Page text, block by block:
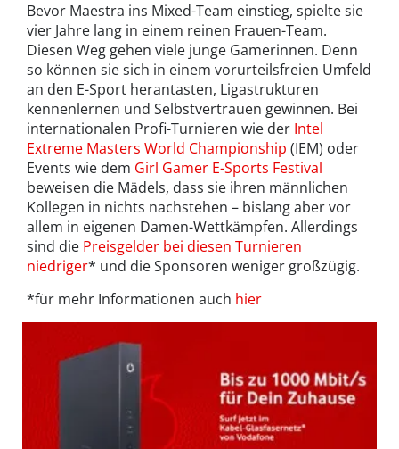
Bevor Maestra ins Mixed-Team einstieg, spielte sie
vier Jahre lang in einem reinen Frauen-Team.
Diesen Weg gehen viele junge Gamerinnen. Denn
so können sie sich in einem vorurteilsfreien Umfeld
an den E-Sport herantasten, Ligastrukturen
kennenlernen und Selbstvertrauen gewinnen. Bei
internationalen Profi-Turnieren wie der Intel
Extreme Masters World Championship (IEM) oder
Events wie dem Girl Gamer E-Sports Festival
beweisen die Mädels, dass sie ihren männlichen
Kollegen in nichts nachstehen – bislang aber vor
allem in eigenen Damen-Wettkämpfen. Allerdings
sind die Preisgelder bei diesen Turnieren
niedriger* und die Sponsoren weniger großzügig.
*für mehr Informationen auch hier